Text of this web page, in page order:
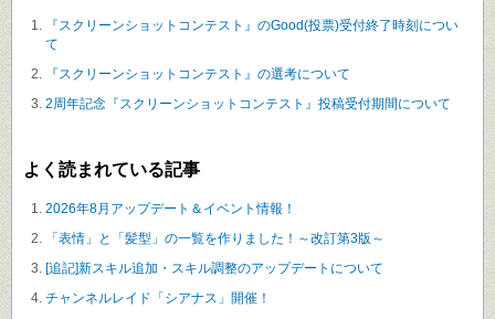
『スクリーンショットコンテスト』のGood(投票)受付終了時刻につい
て
『スクリーンショットコンテスト』の選考について
2周年記念『スクリーンショットコンテスト』投稿受付期間について
よく読まれている記事
2026年8月アップデート＆イベント情報！
「表情」と「髪型」の一覧を作りました！～改訂第3版～
[追記]新スキル追加・スキル調整のアップデートについて
チャンネルレイド「シアナス」開催！